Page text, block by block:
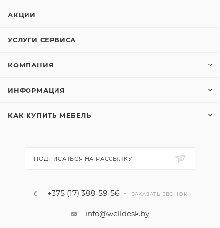
АКЦИИ
УСЛУГИ СЕРВИСА
КОМПАНИЯ
ИНФОРМАЦИЯ
КАК КУПИТЬ МЕБЕЛЬ
ПОДПИСАТЬСЯ НА РАССЫЛКУ
+375 (17) 388-59-56 ЗАКАЗАТЬ ЗВОНОК
info@welldesk.by